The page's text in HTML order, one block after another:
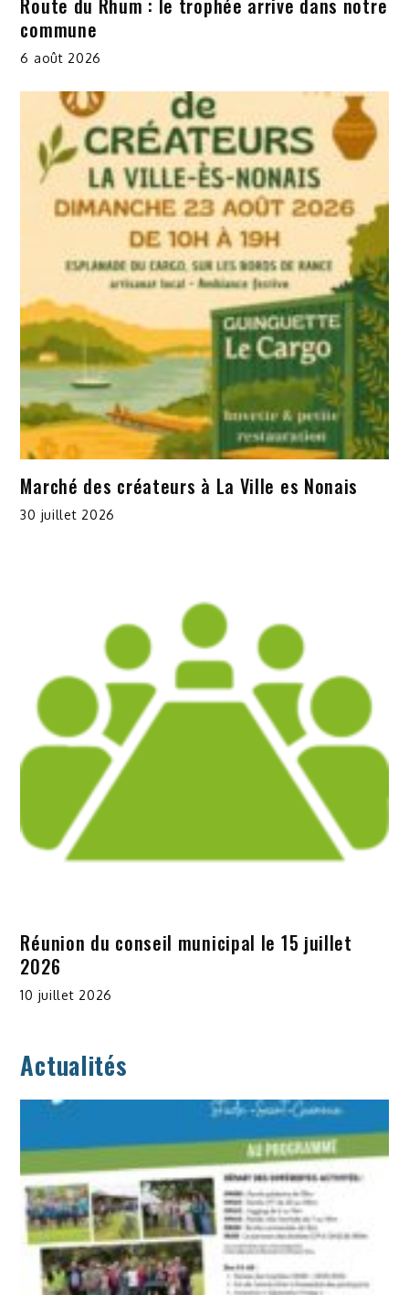
Route du Rhum : le trophée arrive dans notre
commune
6 août 2026
Marché des créateurs à La Ville es Nonais
30 juillet 2026
Réunion du conseil municipal le 15 juillet
2026
10 juillet 2026
Actualités